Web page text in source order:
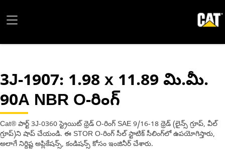
3J-1907: 1.98 x 11.89 మి.మీ.
90A NBR O-రింగ్
Cat® పార్ట్ 3J-0360 స్ట్రెయిట్ థ్రెడ్ O-రింగ్ SAE 9/16-18 థ్రెడ్ (లైన్స్ గ్రూప్, వీల్
గ్రూప్)ని షాప్ చేయండి. ఈ STOR O-రింగ్ సీల్ స్టాటిక్ సీలింగ్‌లో ఉపయోగిస్తారు,
అలాగే నిర్దిష్ట అప్లికేషన్స్, కండిషన్స్ కోసం ఇంజినీర్ చేశారు.